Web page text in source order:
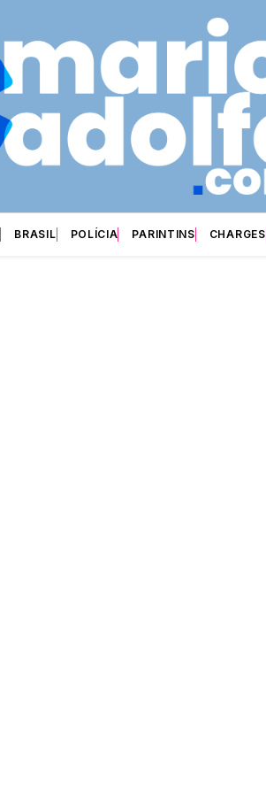
BRASIL POLÍCIA PARINTINS CHARGES